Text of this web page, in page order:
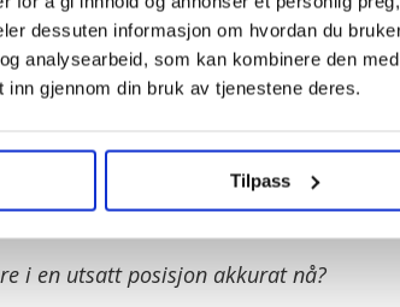
dessuten informasjon om hvordan du
analysearbeid, som kan kombinere den
gjennom din bruk av tjenestene deres.
Tilpass
og materialene tannlegen skal
Rommene strippes for
av den spesifikke
i en utsatt posisjon akkurat nå?